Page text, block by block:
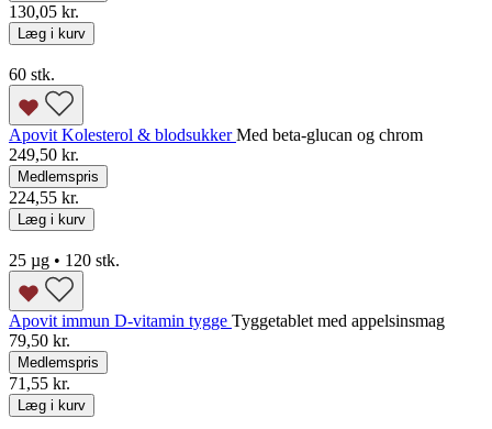
130,05 kr.
Læg i kurv
60 stk.
Apovit Kolesterol & blodsukkerMed beta-glucan og chrom
249,50 kr.
Medlemspris
224,55 kr.
Læg i kurv
25 µg • 120 stk.
Apovit immun D-vitamin tygge Tyggetablet med appelsinsmag
79,50 kr.
Medlemspris
71,55 kr.
Læg i kurv